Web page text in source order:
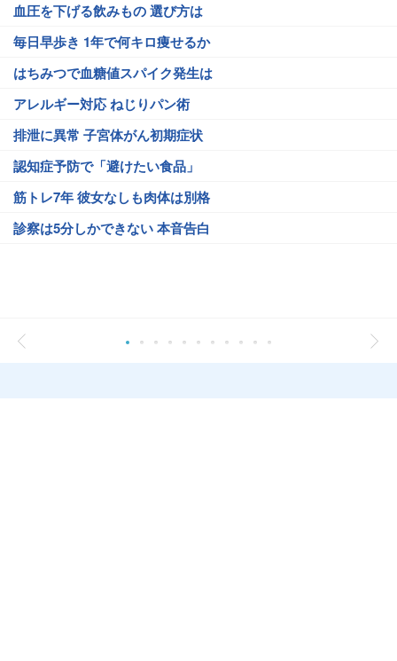
血圧を下げる飲みもの 選び方は
毎日早歩き 1年で何キロ痩せるか
はちみつで血糖値スパイク発生は
アレルギー対応 ねじりパン術
排泄に異常 子宮体がん初期症状
認知症予防で「避けたい食品」
筋トレ7年 彼女なしも肉体は別格
診察は5分しかできない 本音告白